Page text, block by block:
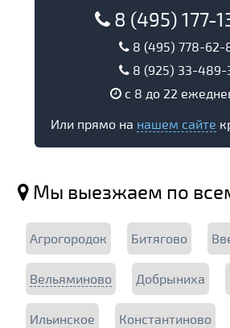
8 (495) 177-
8 (495) 778-62-
8 (925) 33-489-
с 8 до 22
Или прямо на нашем сайте
Мы выезжаем по
Агрогородок Битягово
Вельяминово Добрыниха
Ильинское Константиново